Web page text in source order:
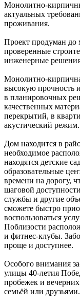
актуальных
проживания.
Проект продуман до
проверенные
инженерные
высокую прочность
в планировочных
качественных
перекрытий, в
акустический режим.
Дом находится в
необходимое
находятся детские
образовательные
времени на дорогу,
шаговой
службы и другие
сможете быстро
воспользоваться
Поблизости
и фитнес‑клубы.
проще и доступнее.
Особого внимания
улицы 40‑летия
пробежек и
семьёй или друзьями.